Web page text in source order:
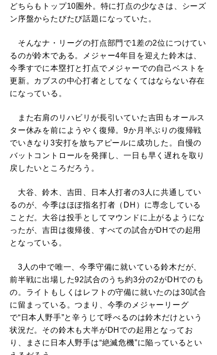
どちらもトップ10圏外。特に打点の少なさは、シーズ
ン序盤からたびたび話題になっていた。
そんなナ・リーグの打点部門で1差の2位につけてい
るのが鈴木である。メジャー4年目を迎えた鈴木は、
今季すでに本塁打と打点でメジャーでの自己ベストを
更新。カブスの中心打者としてなくてはならない存在
になっている。
また右肩のリハビリが長引いていた吉田もオールス
ター休みを前にようやく復帰。9か月半ぶりの復帰戦
でいきなり3安打を放ちアピールに成功した。自慢の
バットコントロールを発揮し、一日も早く遅れを取り
戻したいところだろう。
大谷、鈴木、吉田、日本人打者の3人に共通してい
るのが、今季はほぼ指名打者（DH）に専念している
ことだ。大谷は投手としてマウンドに上がるようにな
ったが、吉田は復帰後、すべての試合がDHでの起用
となっている。
3人の中で唯一、今季守備に就いている鈴木だが、
前半戦に出場した92試合のうち約3分の2がDHでのも
の。ライトもしくはレフトの守備に就いたのは30試合
に留まっている。つまり、今季のメジャーリーグ
で“日本人野手”と辛うじて呼べるのは鈴木だけという
状況だ。その鈴木も大半がDHでの起用となってお
り、まさに日本人野手は“絶滅危機”に陥っているとい